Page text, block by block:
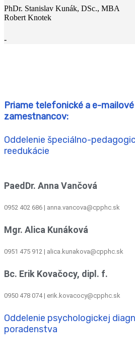
PhDr. Stanislav Kunák, DSc., MBA
Robert Knotek
-
Priame telefonické a e-
zamestnancov:
Oddelenie špeciálno-
reedukácie
PaedDr. Anna Vančová
0952 402 686 | anna.vancova@cpphc.sk
Mgr. Alica Kunáková
0951 475 912 | alica.kunakova@cpphc.sk
Bc. Erik Kovačocy, dipl. f.
0950 478 074 | erik.kovacocy@cpphc.sk
Oddelenie psychologickej
poradenstva